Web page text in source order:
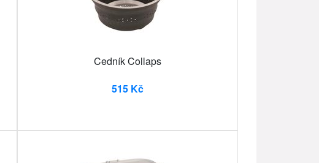
Cedník Collaps
515 Kč